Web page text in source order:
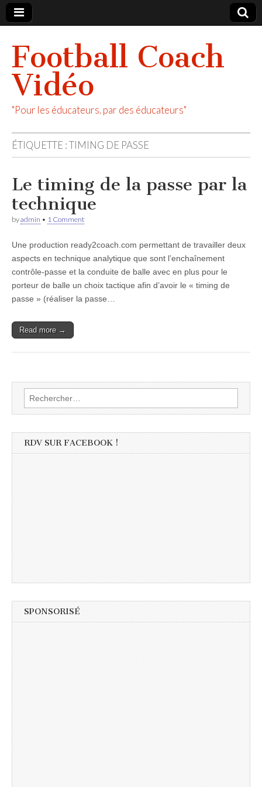
Football Coach
Vidéo
"Pour les éducateurs, par des éducateurs"
ÉTIQUETTE :TIMING DE PASSE
Le timing de la passe par la
technique
byadmin • 1 Comment
Une production ready2coach.com permettant de travailler deux
aspects en technique analytique que sont l’enchaînement
contrôle-passe et la conduite de balle avec en plus pour le
porteur de balle un choix tactique afin d’avoir le « timing de
passe » (réaliser la passe…
Read more →
Rechercher :
RDV SUR FACEBOOK !
SPONSORISÉ